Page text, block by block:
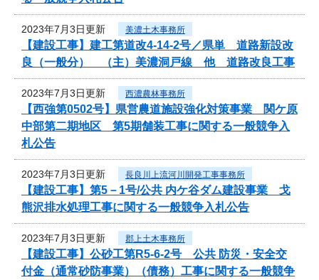
2023年7月3日更新 美濃土木事務所
【建設工事】建工第道改4-14-2号／県単 道路新設改
良（一般分） （主）美濃洞戸線 他 道路改良工事
2023年7月3日更新 西濃農林事務所
【西強第0502号】県営農道施設強化対策事業 関ケ原
中部第二期地区 第5期舗装工事に関する一般競争入
札公告
2023年7月3日更新 長良川上流河川開発工事事務所
【建設工事】第5－1号/公共 内ケ谷ダム建設事業 戈
熊沢排水処理工事に関する一般競争入札公告
2023年7月3日更新 郡上土木事務所
【建設工事】公砂工第R5-6-2号 公共 防災・安全交
付金（通常砂防事業）（債務）工事に関する一般競争